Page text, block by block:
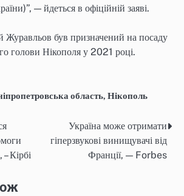
— йдеться в офіційній заяві.
Журавльов був призначений на посаду
голови Нікополя у 2021 році.
область, Нікополь
Кірбі
Україна може отримати
гіперзвукові винищувачі від
Франції, — Forbes